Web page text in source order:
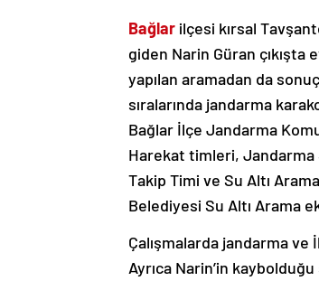
Bağlar ilçesi kırsal
giden Narin Güran
yapılan aramadan da
sıralarında jandarma
Bağlar İlçe Jandarma
Harekat timleri, Jandarma
Takip Timi ve Su Altı
Belediyesi Su Altı Arama
Çalışmalarda jandarma
Ayrıca Narin’in